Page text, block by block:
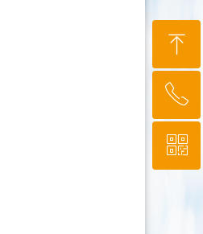
ꁸ
回到顶部
ꂅ
010-64919527
ꀥ